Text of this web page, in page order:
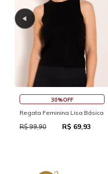
30%OFF
Regata Feminina Lisa Básica
R$ 99,90 R$ 69,93